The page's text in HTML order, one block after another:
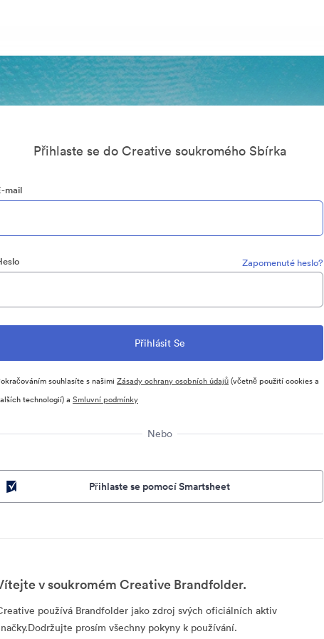
Přihlaste se do Creative soukromého Sbírka
mail
Zapomenuté heslo?
souhlasíte s našimi Zásady ochrany osobních údajů(včetně použití cookies a
technologií) a Smluvní podmínky
Nebo
Přihlaste se pomocí Smartsheet
v soukromém Creative Brandfolder.
používá Brandfolder jako zdroj svých oficiálních aktiv
prosím všechny pokyny k používání.